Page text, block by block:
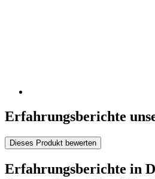
Erfahrungsberichte
Dieses Produkt bewerten
Erfahrungsberichte in